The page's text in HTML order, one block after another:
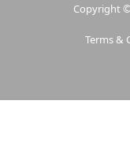
Copyright
Terms &